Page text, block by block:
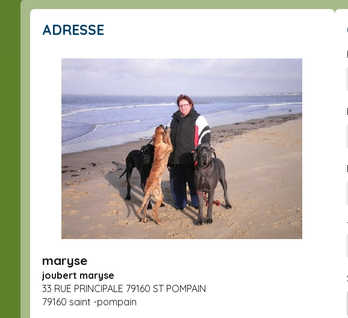
ADRESSE
maryse
joubert maryse
33 RUE PRINCIPALE 79160 ST POMPAIN
79160 saint -pompain